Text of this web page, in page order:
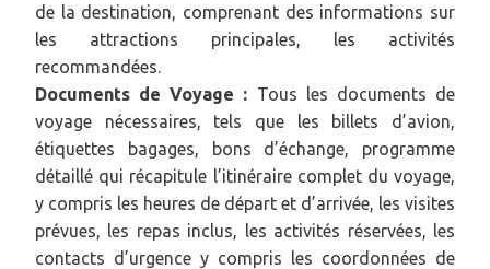
de la destination, comprenant des informations sur
les attractions principales, les activités
recommandées.
Documents de Voyage : Tous les documents de
voyage nécessaires, tels que les billets d’avion,
étiquettes bagages, bons d’échange, programme
détaillé qui récapitule l’itinéraire complet du voyage,
y compris les heures de départ et d’arrivée, les visites
prévues, les repas inclus, les activités réservées, les
contacts d’urgence y compris les coordonnées de